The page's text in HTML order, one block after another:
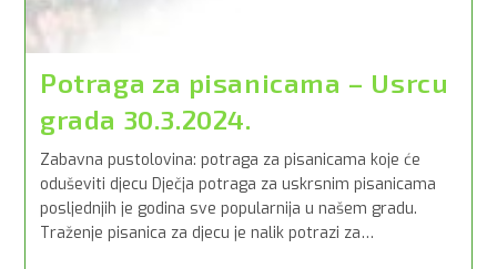
Potraga za pisanicama – Usrcu
grada 30.3.2024.
Zabavna pustolovina: potraga za pisanicama koje će
oduševiti djecu Dječja potraga za uskrsnim pisanicama
posljednjih je godina sve popularnija u našem gradu.
Traženje pisanica za djecu je nalik potrazi za…